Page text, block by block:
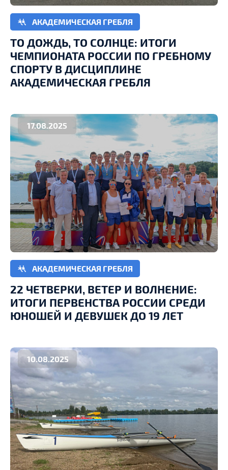
АКАДЕМИЧЕСКАЯ ГРЕБЛЯ
ТО ДОЖДЬ, ТО СОЛНЦЕ: ИТОГИ
ЧЕМПИОНАТА РОССИИ ПО ГРЕБНОМУ
СПОРТУ В ДИСЦИПЛИНЕ
АКАДЕМИЧЕСКАЯ ГРЕБЛЯ
17.08.2025
АКАДЕМИЧЕСКАЯ ГРЕБЛЯ
22 ЧЕТВЕРКИ, ВЕТЕР И ВОЛНЕНИЕ:
ИТОГИ ПЕРВЕНСТВА РОССИИ СРЕДИ
ЮНОШЕЙ И ДЕВУШЕК ДО 19 ЛЕТ
10.08.2025